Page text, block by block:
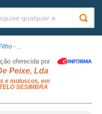
- ...
oferecida por
Peixe, Lda
e moluscos, em
SESIMBRA